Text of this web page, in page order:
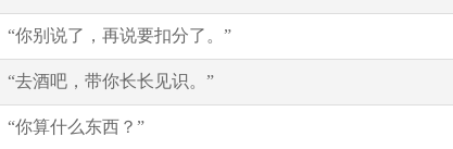
“你别说了，再说要扣分了。”
“去酒吧，带你长长见识。”
“你算什么东西？”